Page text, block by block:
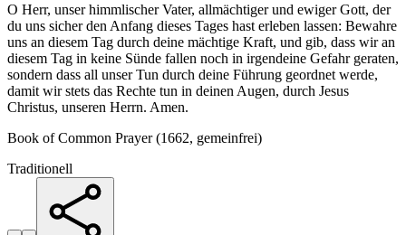
O Herr, unser himmlischer Vater, allmächtiger und ewiger Gott, der
du uns sicher den Anfang dieses Tages hast erleben lassen: Bewahre
uns an diesem Tag durch deine mächtige Kraft, und gib, dass wir an
diesem Tag in keine Sünde fallen noch in irgendeine Gefahr geraten,
sondern dass all unser Tun durch deine Führung geordnet werde,
damit wir stets das Rechte tun in deinen Augen, durch Jesus
Christus, unseren Herrn. Amen.
Book of Common Prayer (1662, gemeinfrei)
Traditionell